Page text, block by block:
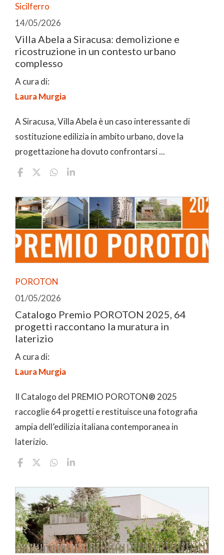
Sicilferro
14/05/2026
Villa Abela a Siracusa: demolizione e
ricostruzione in un contesto urbano
complesso
A cura di:
Laura Murgia
A Siracusa, Villa Abela è un caso interessante di
sostituzione edilizia in ambito urbano, dove la
progettazione ha dovuto confrontarsi ...
POROTON
01/05/2026
Catalogo Premio POROTON 2025, 64
progetti raccontano la muratura in
laterizio
A cura di:
Laura Murgia
Il Catalogo del PREMIO POROTON® 2025
raccoglie 64 progetti e restituisce una fotografia
ampia dell’edilizia italiana contemporanea in
laterizio.